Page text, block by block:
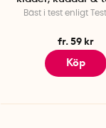
Bäst i test enligt
fr. 59 kr
Köp